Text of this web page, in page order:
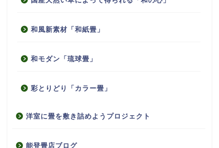
和風新素材「和紙畳」
和モダン「琉球畳」
彩とりどり「カラー畳」
洋室に畳を敷き詰めようプロジェクト
能登畳店ブログ